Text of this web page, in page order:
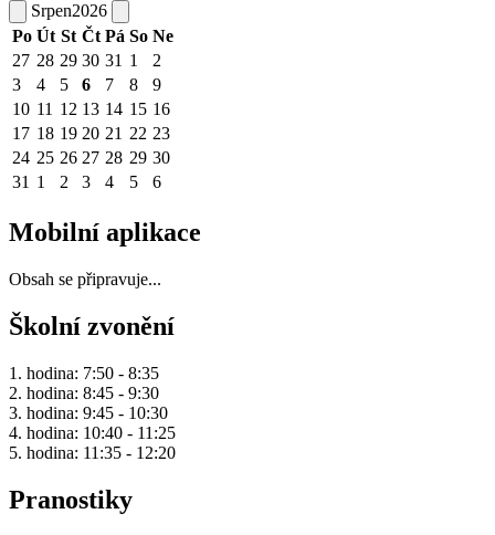
Srpen2026
Po Út St Čt Pá So Ne
27 28 29 30 31 1
2
3
4 5 6 7 8
9
10 11 12 13 14 15 16
17 18 19 20 21 22 23
24 25 26 27 28 29 30
31 1 2 3 4 5 6
Mobilní aplikace
Obsah se připravuje...
Školní zvonění
1. hodina: 7:50 - 8:35
2. hodina: 8:45 - 9:30
3. hodina: 9:45 - 10:30
4. hodina: 10:40 - 11:25
5. hodina: 11:35 - 12:20
Pranostiky